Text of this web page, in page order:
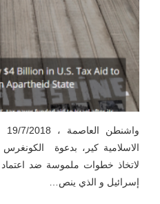
الاسلامية كير، بدعوة الكونغرس
لاتخاذ خطوات ملموسة ضد اعتماد
إسرائيل و الذي ينص…